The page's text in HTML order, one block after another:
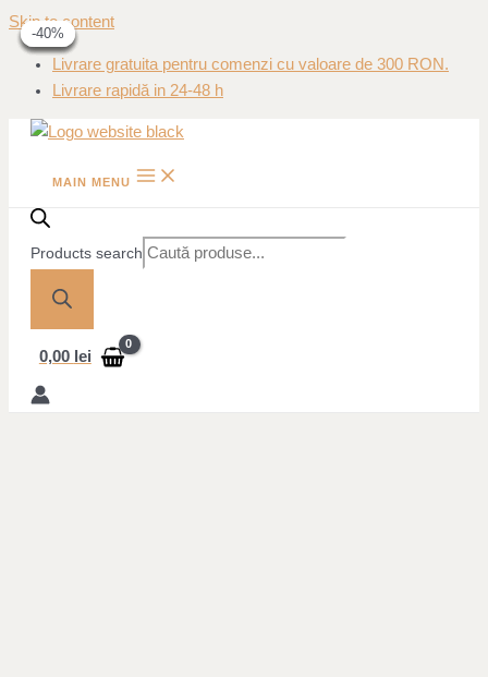
Skip to content
Livrare gratuita pentru comenzi cu valoare de 300 RON.
Livrare rapidă in 24-48 h
MAIN MENU
Products search
0,00 lei
-40%
-40%
-20%
-20%
-40%
-40%